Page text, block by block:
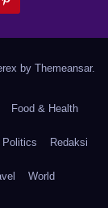
by Themeansar.
Food & Health
Politics Redaksi
World